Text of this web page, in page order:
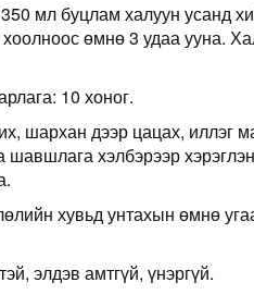
мл буцлам халуун усанд
өмнө 3 удаа ууна.
10 хоног.
шархан дээр цацах, иллэг
шавшлага хэлбэрээр
хувьд унтахын өмнө
элдэв амтгүй, үнэргүй.